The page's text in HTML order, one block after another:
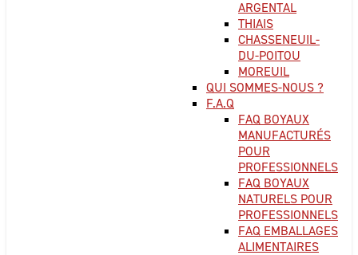
ARGENTAL
THIAIS
CHASSENEUIL-
DU-POITOU
MOREUIL
QUI SOMMES-NOUS ?
F.A.Q
FAQ BOYAUX
MANUFACTURÉS
POUR
PROFESSIONNELS
FAQ BOYAUX
NATURELS POUR
PROFESSIONNELS
FAQ EMBALLAGES
ALIMENTAIRES